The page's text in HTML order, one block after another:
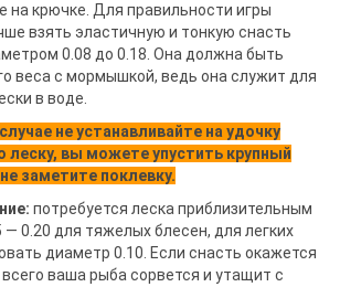
на крючке. Для правильности игры
взять эластичную и тонкую снасть
0.08 до 0.18. Она должна быть
веса с мормышкой, ведь она служит для
в воде.
не устанавливайте на удочку
вы можете упустить крупный
заметите поклевку.
потребуется леска приблизительным
0.20 для тяжелых блесен, для легких
диаметр 0.10. Если снасть окажется
ваша рыба сорвется и утащит с